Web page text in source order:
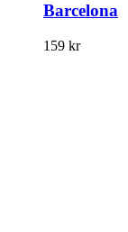
Barcelona
159 kr